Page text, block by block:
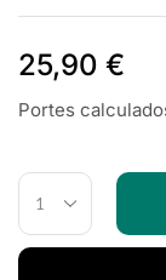
25,90 €
Portes